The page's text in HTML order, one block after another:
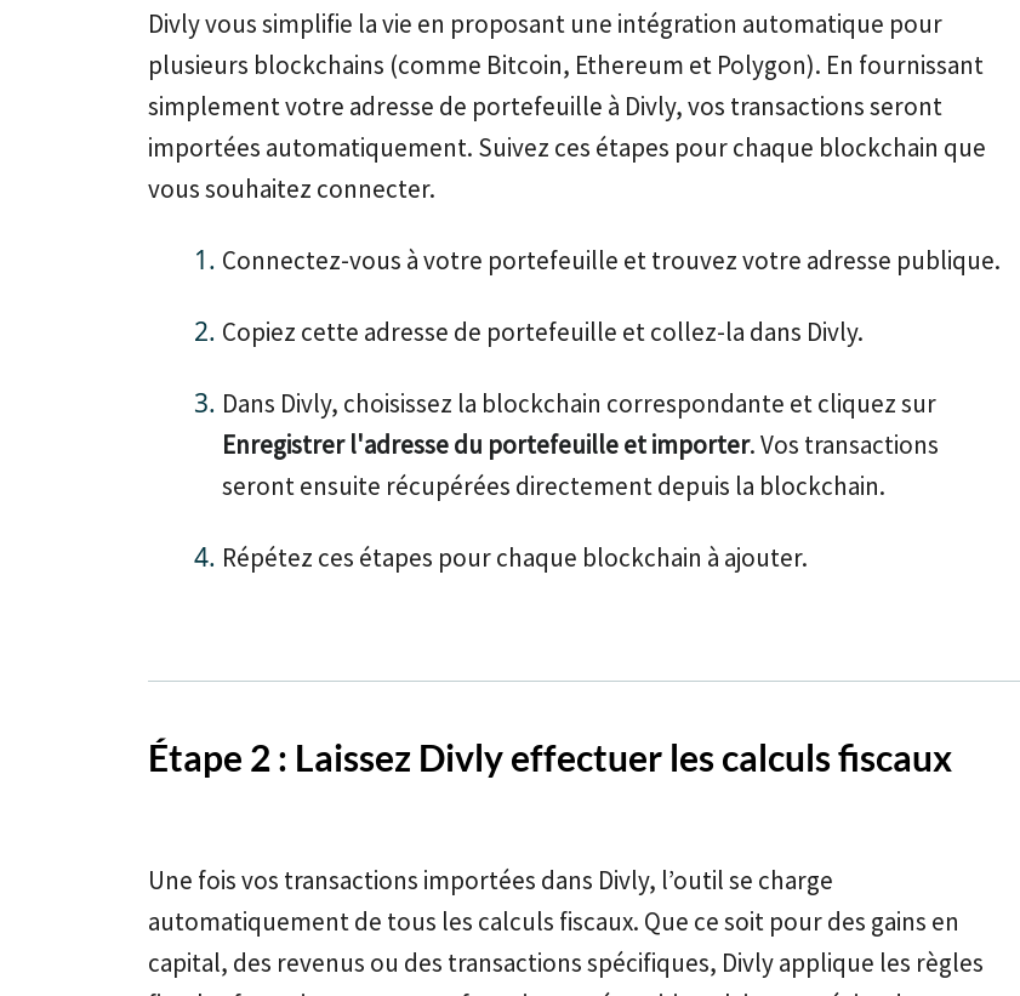
Divly vous simplifie la vie en proposant une intégration automatique pour
plusieurs blockchains (comme Bitcoin, Ethereum et Polygon). En fournissant
simplement votre adresse de portefeuille à Divly, vos transactions seront
importées automatiquement. Suivez ces étapes pour chaque blockchain que
vous souhaitez connecter.
Connectez-vous à votre portefeuille et trouvez votre adresse publique.
Copiez cette adresse de portefeuille et collez-la dans Divly.
Dans Divly, choisissez la blockchain correspondante et cliquez sur
Enregistrer l'adresse du portefeuille et importer. Vos transactions
seront ensuite récupérées directement depuis la blockchain.
Répétez ces étapes pour chaque blockchain à ajouter.
Étape 2 : Laissez Divly effectuer les calculs fiscaux
Une fois vos transactions importées dans Divly, l’outil se charge
automatiquement de tous les calculs fiscaux. Que ce soit pour des gains en
capital, des revenus ou des transactions spécifiques, Divly applique les règles